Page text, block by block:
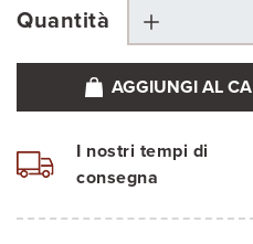
Quantità
AGGIUNGI AL
I nostri tempi di
consegna